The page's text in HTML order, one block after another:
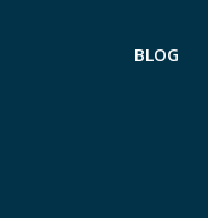
BLOG